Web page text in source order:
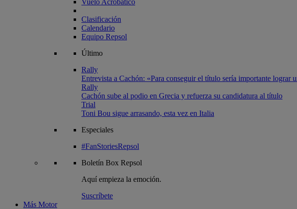
Vuelo Acrobático
Clasificación
Calendario
Equipo Repsol
Último
Rally
Entrevista a Cachón: «Para conseguir el título sería importante lograr
Rally
Cachón sube al podio en Grecia y refuerza su candidatura al título
Trial
Toni Bou sigue arrasando, esta vez en Italia
Especiales
#FanStoriesRepsol
Boletín Box Repsol
Aquí empieza la emoción.
Suscríbete
Más Motor